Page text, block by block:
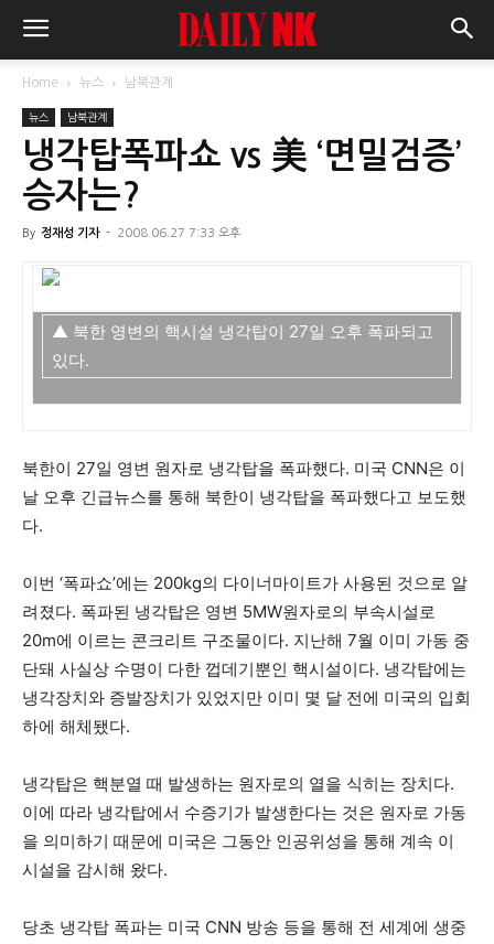
Home 뉴스 남북관계
뉴스 남북관계
냉각탑폭파쇼 vs 美 ‘면밀검증’
승자는?
By 정재성 기자 - 2008.06.27 7:33 오후
▲ 북한 영변의 핵시설 냉각탑이 27일 오후 폭파되고
있다.
북한이 27일 영변 원자로 냉각탑을 폭파했다. 미국 CNN은 이
날 오후 긴급뉴스를 통해 북한이 냉각탑을 폭파했다고 보도했
다.
이번 ‘폭파쇼’에는 200kg의 다이너마이트가 사용된 것으로 알
려졌다. 폭파된 냉각탑은 영변 5MW원자로의 부속시설로
20m에 이르는 콘크리트 구조물이다. 지난해 7월 이미 가동 중
단돼 사실상 수명이 다한 껍데기뿐인 핵시설이다. 냉각탑에는
냉각장치와 증발장치가 있었지만 이미 몇 달 전에 미국의 입회
하에 해체됐다.
냉각탑은 핵분열 때 발생하는 원자로의 열을 식히는 장치다.
이에 따라 냉각탑에서 수증기가 발생한다는 것은 원자로 가동
을 의미하기 때문에 미국은 그동안 인공위성을 통해 계속 이
시설을 감시해 왔다.
당초 냉각탑 폭파는 미국 CNN 방송 등을 통해 전 세계에 생중